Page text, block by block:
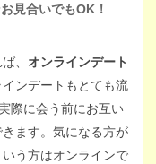
見合いでもOK！
、 オンラインデート
ンデートもとても流
際に会う前にお互い
ます。気になる方が
う方はオンラインで